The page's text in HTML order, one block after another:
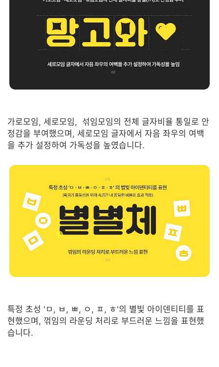
가로모임, 세로모임, 섞임모임의 전체 글자비율 통일로 안
정감을 부여했으며, 세로모임 글자에서 자음 좌우의 여백
을 추가 설정하여 가독성을 높였습니다.
특정 초성 'ㅁ, ㅂ, ㅃ, ㅇ, ㅍ, ㅎ'의 별빛 아이덴티티를 표
현했으며, 꺾임의 라운딩 처리로 부드러운 느낌을 표현했
습니다.